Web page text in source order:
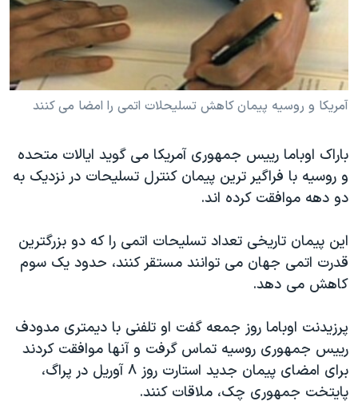
فرهنگ و زندگی
حقوق شهروندی
اقتصادی
علم و فناوری
گالری عکس
آرشیو پخش زنده
مستندها
انتخابات ریاست جمهوری آمریکا ۲۰۲۴
حمله جمهوری اسلامی به اسرائیل
رمز مهسا
اعتراضات زن، زندگی، آزادی
مجموعه مستندهای دادخواهی
دادگاه حمید نوری
چهل سال گروگان‌گیری
اعتراضات مردمی آبان ۹۸
اسرائیل در جنگ
نرگس محمدی برنده جایزه نوبل صلح
دنبال کنید
آمریکا و روسیه پیمان کاهش تسلیحلات اتمی را امضا می کنند
باراک اوباما رییس جمهوری آمریکا می گوید ایالات متحده
و روسیه با فراگیر ترین پیمان کنترل تسلیحات در نزدیک به
دو دهه موافقت کرده اند.
این پیمان تاریخی تعداد تسلیحات اتمی را که دو بزرگترین
قدرت اتمی جهان می توانند مستقر کنند، حدود یک سوم
کاهش می دهد.
پرزیدنت اوباما روز جمعه گفت او تلفنی با دیمتری مدودف
رییس جمهوری روسیه تماس گرفت و آنها موافقت کردند
برای امضای پیمان جدید استارت روز ۸ آوریل در پراگ،
پایتخت جمهوری چک، ملاقات کنند.